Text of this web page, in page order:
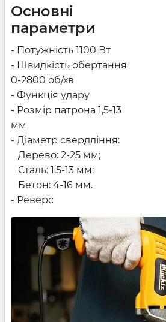
Основні
параметри
- Потужність 1100 Вт
- Швидкість обертання
0-2800 об/хв
- Функція удару
- Розмір патрона 1,5-13
мм
- Діаметр свердління:
Дерево: 2-25 мм;
Сталь: 1,5-13 мм;
Бетон: 4-16 мм.
- Реверс